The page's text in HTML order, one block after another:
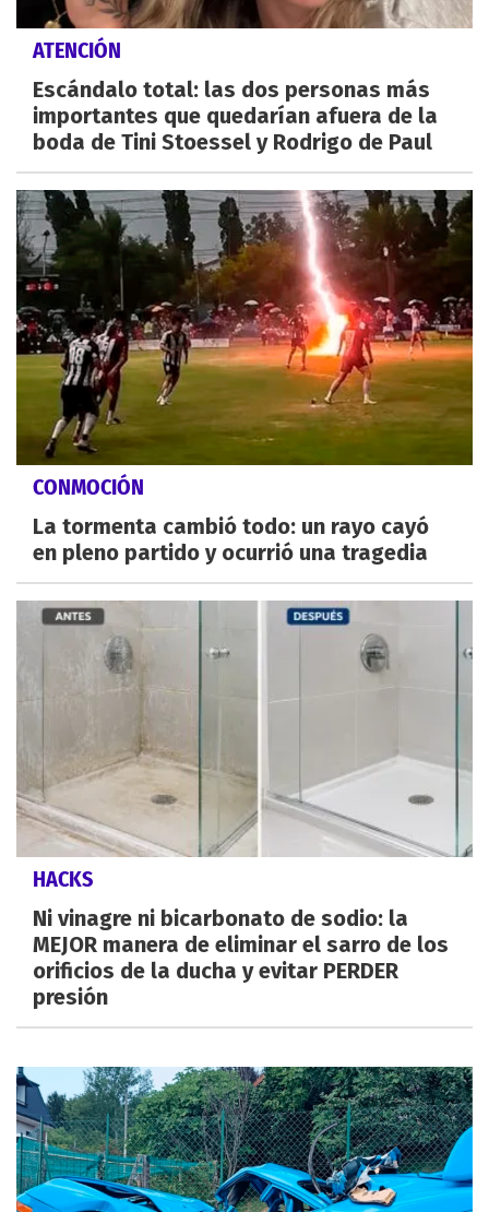
ATENCIÓN
Escándalo total: las dos personas más
importantes que quedarían afuera de la
boda de Tini Stoessel y Rodrigo de Paul
CONMOCIÓN
La tormenta cambió todo: un rayo cayó
en pleno partido y ocurrió una tragedia
HACKS
Ni vinagre ni bicarbonato de sodio: la
MEJOR manera de eliminar el sarro de los
orificios de la ducha y evitar PERDER
presión